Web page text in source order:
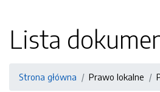
Lista
Strona główna Prawo lokalne